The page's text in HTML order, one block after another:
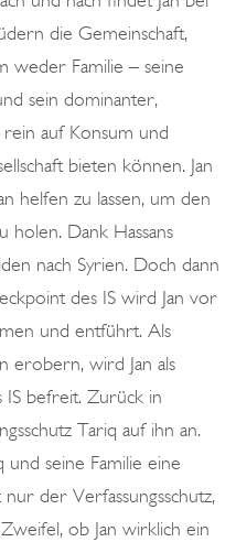
die Gemeinschaft,
weder Familie – seine
sein dominanter,
auf Konsum und
bieten können. Jan
helfen zu lassen, um den
holen. Dank Hassans
nach Syrien. Doch dann
des IS wird Jan vor
und entführt. Als
erobern, wird Jan als
befreit. Zurück in
Tariq auf ihn an.
seine Familie eine
der Verfassungsschutz,
ob Jan wirklich ein